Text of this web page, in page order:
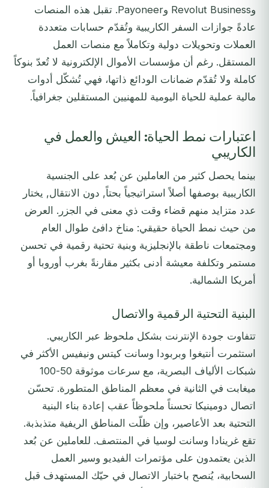
وRevolut Business وPayoneer. تقبل هذه المنصات
عادةً جوازات السفر الكاريبية وتُقدّم حسابات متعددة
العملات وتحويلات دولية وتكاملاً مع منصات العمل
المستقل. رغم أن مؤسسات الأموال الإلكترونية لا تُعدّ بنوكاً
كاملة ولا تُقدّم ضمانات الودائع ذاتها، فهي تُشكّل أدوات
مالية عملية للحياة اليومية للمهنيين المستقلين جغرافياً.
اعتبارات نمط الحياة: العيش والعمل في
الكاريبي
بينما يحصل كثير من العاملين عن بُعد على الجنسية
الكاريبية بوصفها أصلاً استراتيجياً بحتاً, دون الانتقال, يختار
عدد متزايد منهم قضاء وقت ذي معنى في الجزر. العرض
من حيث نمط الحياة حقيقي: مناخ دافئ طوال العام
ومجتمعات ناطقة بالإنجليزية وبنية تحتية رقمية في تحسن
مستمر وتكلفة معيشة أدنى بكثير مقارنةً بغرب أوروبا أو
أمريكا الشمالية.
البنية التحتية الرقمية والاتصال
تتفاوت جودة الإنترنت بشكل ملحوظ عبر الكاريبي.
استثمرت أنتيغوا وبربودا وسانت كيتس ونيفيس الأكثر في
شبكات الألياف البصرية، مع سرعات موثوقة 50-100
ميغابت في الثانية في معظم المناطق المتطورة. تحسّن
اتصال دومينيكا تحسناً ملحوظاً عقب إعادة بناء البنية
التحتية بعد الأعاصير، وإن ظلّت المناطق الريفية متذبذبة.
تقع غرينادا وسانت لوسيا في المنتصف. للعاملين عن بُعد
الذين يعتمدون على مؤتمرات الفيديو وسير العمل
السحابية، يُنصح باختبار الاتصال في حيّك المستهدف قبل